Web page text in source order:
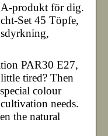
produkt för dig.
Set 45 Töpfe,
PAR30 E27,
tired? Then
colour
needs.
the natural